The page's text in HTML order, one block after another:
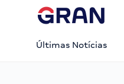
Últimas Notícias